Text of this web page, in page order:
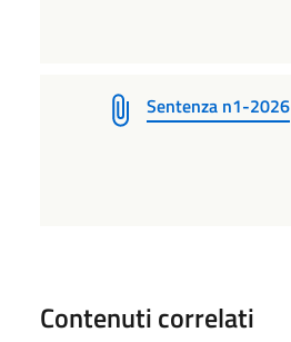
Sentenza n1-2026
Contenuti correlati